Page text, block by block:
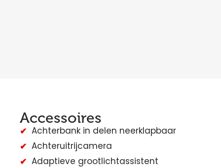
Accessoires
Achterbank in delen neerklapbaar
Achteruitrijcamera
Adaptieve grootlichtassistent